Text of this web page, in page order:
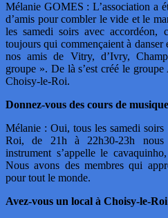
Mélanie GOMES : L’association a
d’amis pour combler le vide et le
les samedi soirs avec accordéon,
toujours qui commençaient à
nos amis de Vitry, d’Ivry,
groupe ». De là s’est créé le
Choisy-le-Roi.
Donnez-vous des cours de
Mélanie : Oui, tous les samedi
Roi, de 21h à 22h30-23h nous
instrument s’appelle le
Nous avons des membres qui
pour tout le monde.
Avez-vous un local à Choisy-le-